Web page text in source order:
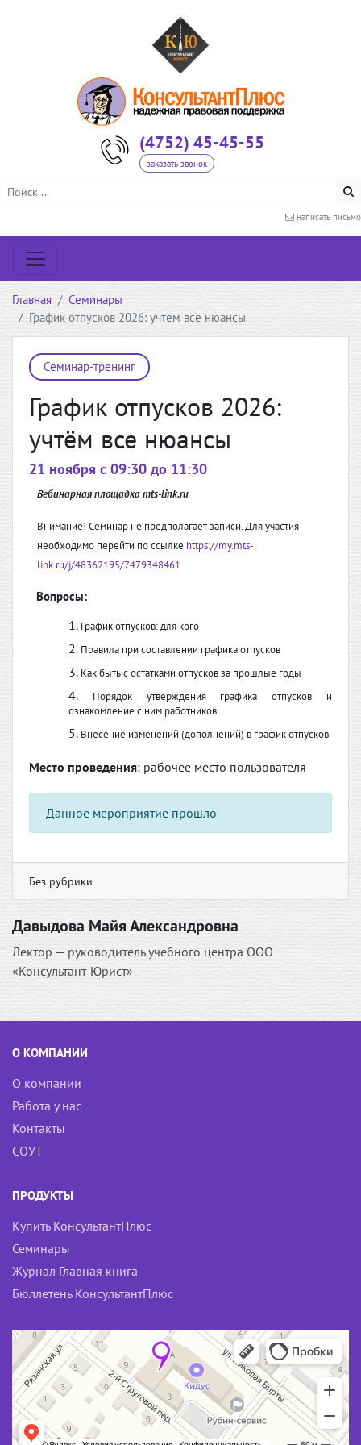
(4752) 45-45-55
заказать звонок
написать письмо
Главная
Семинары
График отпусков 2026: учтём все нюансы
Семинар-тренинг
График отпусков 2026:
учтём все нюансы
21 ноября c 09:30 до 11:30
Вебинарная площадка mts-link.ru
Внимание! Семинар не предполагает записи. Для участия
необходимо перейти по ссылке https://my.mts-
link.ru/j/48362195/7479348461
Вопросы:
График отпусков: для кого
Правила при составлении графикаотпусков
Как быть с остатками отпусков за прошлые годы
Порядок утверждения графика отпусков и
ознакомление с ним работников
Внесение изменений (дополнений) в график отпусков
Место проведения: рабочее место пользователя
Данное мероприятие прошло
Без рубрики
Давыдова Майя Александровна
Лектор — руководитель учебного центра ООО
«Консультант-Юрист»
О КОМПАНИИ
О компании
Работа у нас
Контакты
СОУТ
ПРОДУКТЫ
Купить КонсультантПлюс
Семинары
Журнал Главная книга
Бюллетень КонсультантПлюс